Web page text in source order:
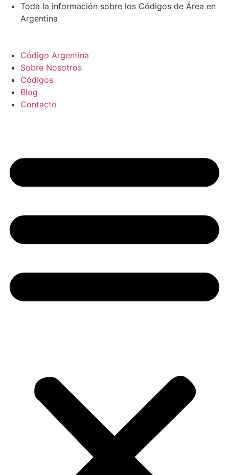
Toda la información sobre los Códigos de Área en
Argentina
Código Argentina
Sobre Nosotros
Códigos
Blog
Contacto